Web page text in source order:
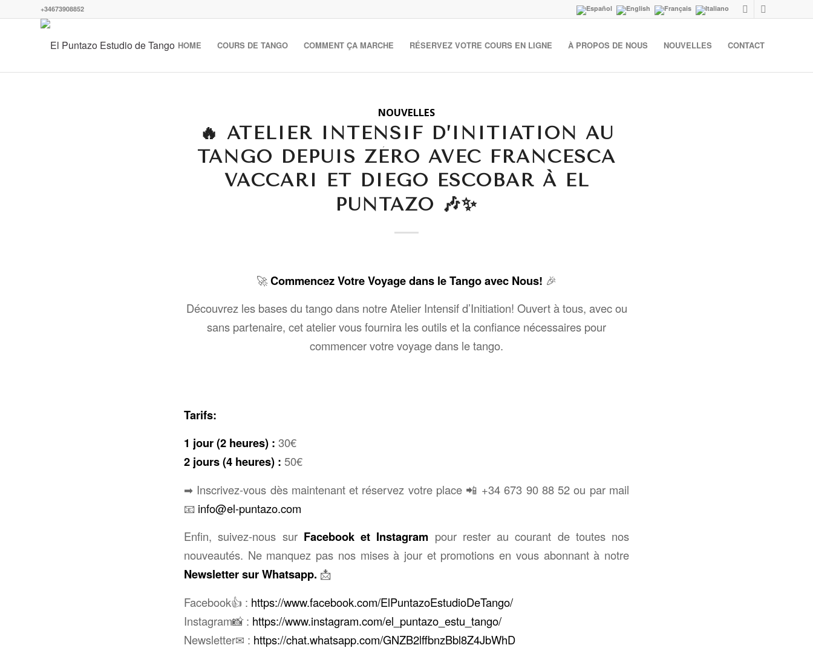
+34673908852
HOME COURS DE TANGO COMMENT ÇA MARCHE RÉSERVEZ VOTRE COURS EN LIGNE À PROPOS DE NOUS NOUVELLES CONTACT
NOUVELLES
🔥 ATELIER INTENSIF D’INITIATION AU
TANGO DEPUIS ZÉRO AVEC FRANCESCA
VACCARI ET DIEGO ESCOBAR À EL
PUNTAZO 🎶✨
🚀Commencez Votre Voyage dans le Tango avec Nous! 🎉
Découvrez les bases du tango dans notre Atelier Intensif d’Initiation! Ouvert à tous, avec ou
sans partenaire, cet atelier vous fournira les outils et la confiance nécessaires pour
commencer votre voyage dans le tango.
Tarifs:
1 jour (2 heures) : 30€
2 jours (4 heures) : 50€
➡ Inscrivez-vous dès maintenant et réservez votre place 📲 +34 673 90 88 52 ou par mail
📧 info@el-puntazo.com
Enfin, suivez-nous sur Facebook et Instagram pour rester au courant de toutes nos
nouveautés. Ne manquez pas nos mises à jour et promotions en vous abonnant à notre
Newsletter sur Whatsapp. 📩
Facebook👍 : https://www.facebook.com/ElPuntazoEstudioDeTango/
Instagram📸 : https://www.instagram.com/el_puntazo_estu_tango/
Newsletter✉ : https://chat.whatsapp.com/GNZB2lffbnzBbl8Z4JbWhD